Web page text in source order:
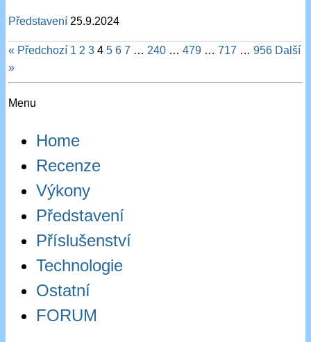
Představení 25.9.2024
« Předchozí 1 2 3 4 5 6 7 … 240 … 479 … 717 … 956 Další
»
Menu
Home
Recenze
Výkony
Představení
Příslušenství
Technologie
Ostatní
FORUM